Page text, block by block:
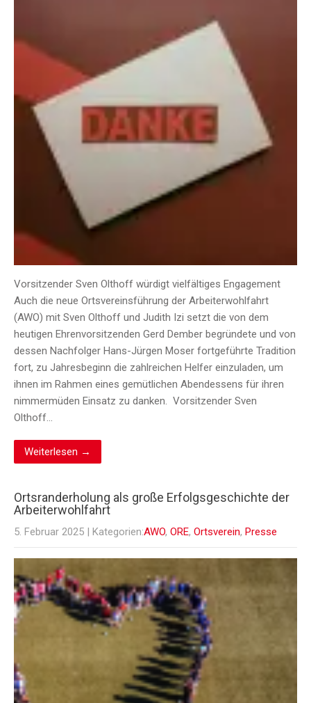
Vorsitzender Sven Olthoff würdigt vielfältiges Engagement
Auch die neue Ortsvereinsführung der Arbeiterwohlfahrt
(AWO) mit Sven Olthoff und Judith Izi setzt die von dem
heutigen Ehrenvorsitzenden Gerd Dember begründete und von
dessen Nachfolger Hans-Jürgen Moser fortgeführte Tradition
fort, zu Jahresbeginn die zahlreichen Helfer einzuladen, um
ihnen im Rahmen eines gemütlichen Abendessens für ihren
nimmermüden Einsatz zu danken. Vorsitzender Sven
Olthoff…
Weiterlesen →
Ortsranderholung als große Erfolgsgeschichte der
Arbeiterwohlfahrt
5. Februar 2025 | Kategorien:AWO, ORE, Ortsverein, Presse